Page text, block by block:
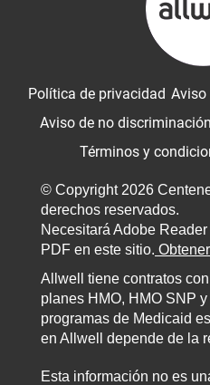
Política de privacidad Aviso
Aviso de no discriminación
Términos y
© Copyright 2026
derechos reservados.
Necesitará Adobe
PDF en este sitio.
Allwell tiene contratos
planes HMO, HMO SNP
programas de Medicaid
en Allwell depende de la
Esta información no es